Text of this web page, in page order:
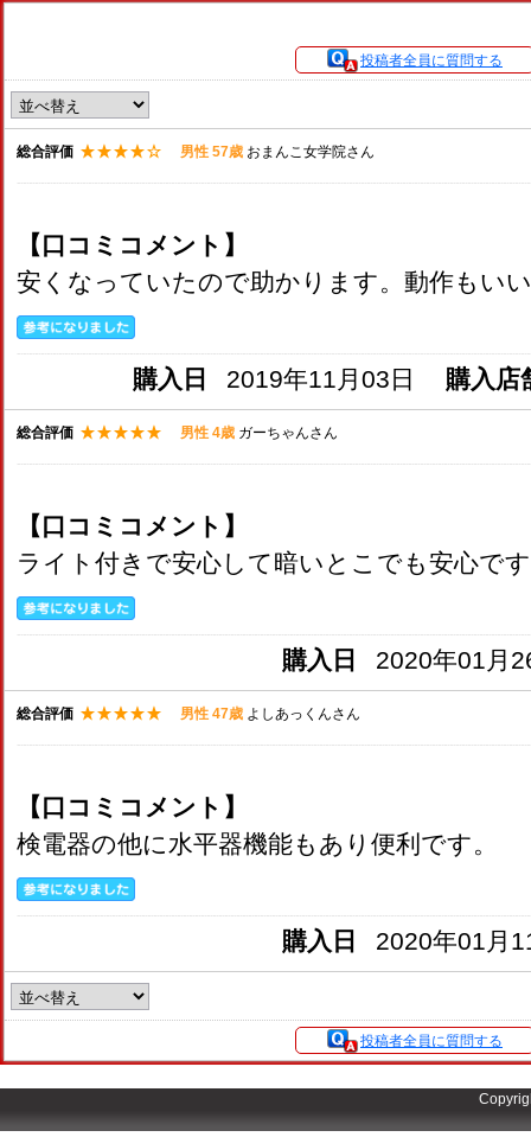
投稿者全員に質問する
総合評価 男性 57歳 おまんこ女学院さん
【口コミコメント】
安くなっていたので助かります。動作もい
購入日 2019年11月03日 購入店
総合評価 男性 4歳 ガーちゃんさん
【口コミコメント】
ライト付きで安心して暗いとこでも安心で
購入日 2020年01月
総合評価 男性 47歳 よしあっくんさん
【口コミコメント】
検電器の他に水平器機能もあり便利です。
購入日 2020年01月
投稿者全員に質問する